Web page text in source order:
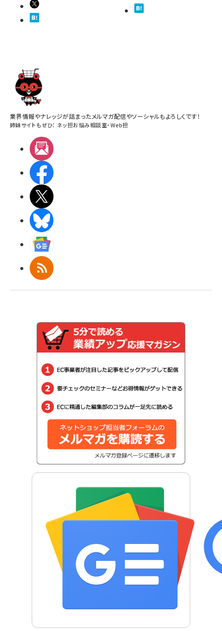
業界情報やナレッジが詰まったメルマガ配信やソーシャルもよろしくです！
姉妹サイトもぜひ： ネッ担お悩み相談室・Web担
RSS